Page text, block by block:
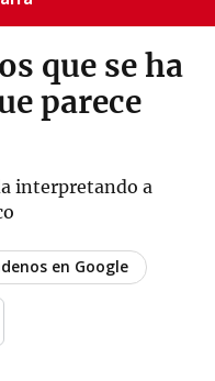
que se ha
parece
interpretando a
en Google